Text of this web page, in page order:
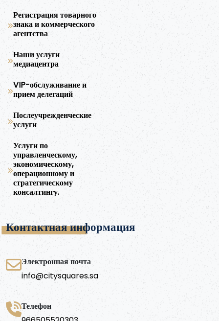
Регистрация товарного
знака и коммерческого
агентства
Наши услуги
медиацентра
VIP-обслуживание и
прием делегаций
Послеучрежденческие
услуги
Услуги по
управленческому,
экономическому,
операционному и
стратегическому
консалтингу.
Контактная информация
Электронная почта
info@citysquares.sa
Телефон